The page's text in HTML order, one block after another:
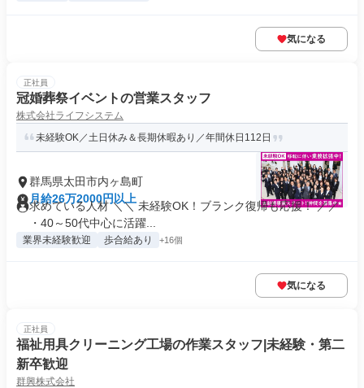
気になる
正社員
冠婚葬祭イベントの営業スタッフ
株式会社ライフシステム
未経験OK／土日休み＆長期休暇あり／年間休日112日
群馬県太田市内ヶ島町
月給26万2000円以上
求めている人材 ＼＼ 未経験OK！ブランク復帰も応援！ ／／
・40～50代中心に活躍...
業界未経験歓迎 歩合給あり +16個
気になる
正社員
福祉用具クリーニング工場の作業スタッフ|未経験・第二
新卒歓迎
群興株式会社